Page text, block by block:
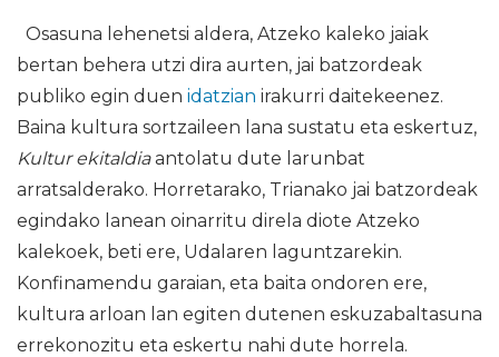
Osasuna lehenetsi aldera, Atzeko kaleko jaiak
bertan behera utzi dira aurten, jai batzordeak
publiko egin duen idatzian irakurri daitekeenez.
Baina kultura sortzaileen lana sustatu eta eskertuz,
Kultur ekitaldiaantolatu dute larunbat
arratsalderako. Horretarako, Trianako jai batzordeak
egindako lanean oinarritu direla diote Atzeko
kalekoek, beti ere, Udalaren laguntzarekin.
Konfinamendu garaian, eta baita ondoren ere,
kultura arloan lan egiten dutenen eskuzabaltasuna
errekonozitu eta eskertu nahi dute horrela.